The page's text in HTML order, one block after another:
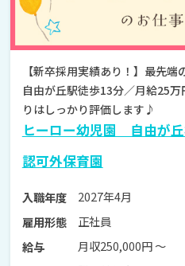
【新卒採用実績あり！】最先
自由が丘駅徒歩13分／月給25
りはしっかり評価します♪
ヒーロー幼児園 自由が
認可外保育園
入職年度
2027年4月
雇用形態
正社員
給与
月収250,000円 〜